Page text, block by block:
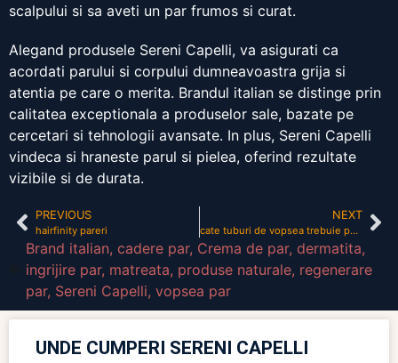
scalpului si sa aveti un par frumos si curat.
Alegand produsele Sereni Capelli, va asigurati ca
acordati parului si corpului dumneavoastra grija si
atentia pe care o merita. Brandul italian se distinge prin
calitatea exceptionala a produselor sale, bazate pe
cercetari si tehnologii avansate. In plus, Sereni Capelli
vindeca si hraneste parul si pielea, oferind rezultate
vizibile si de durata.
PREVIOUS
hairfinity pareri
NEXT
cate tuburi de vopsea trebuie pentru par mediu
Brand italian, cadere par, Crema de par, dermatita,
ingrijire par, matreata, produse naturale, regenerare
par, Sereni Capelli, vopsea par
UNDE CUMPERI SERENI CAPELLI